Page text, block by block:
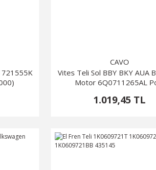
CAVO
Vites Teli Sol BBY BKY AUA
Motor 6Q0711265AL
1.019,45 TL